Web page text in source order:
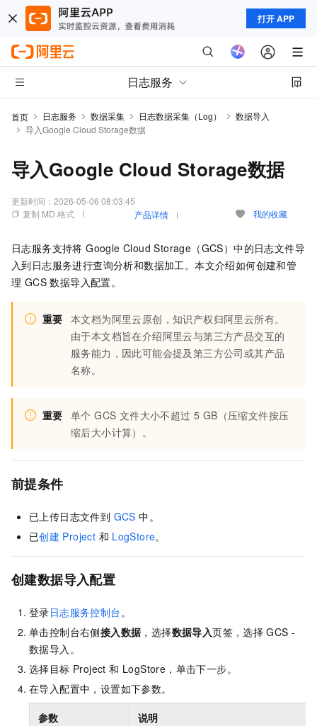
打开 APP
日志服务
首页 日志服务 数据采集 日志数据采集（Log）
数据导入
导入Google Cloud Storage数据
导入Google Cloud Storage数据
更新时间： 2026-05-06 08:03:45
复制 MD 格式
产品详情 我的收藏
日志服务支持将 Google Cloud Storage（GCS）中的日志文件导
入到日志服务进行查询分析和数据加工。本文介绍如何创建和管
理 GCS 数据导入配置。
重要 本文档为阿里云原创，知识产权归阿里云所有。
由于本文档旨在介绍阿里云与第三方产品交互的
服务能力，因此可能会提及第三方公司或其产品
名称。
重要 单个 GCS 文件大小不超过 5 GB（压缩文件按压
缩后大小计算）。
前提条件
已上传日志文件到 GCS 中。
已创建 Project 和 LogStore。
创建数据导入配置
登录日志服务控制台。
单击控制台右侧接入数据，选择数据导入页签，选择 GCS -
数据导入。
选择目标 Project 和 LogStore，单击下一步。
在导入配置中，设置如下参数。
参数 说明